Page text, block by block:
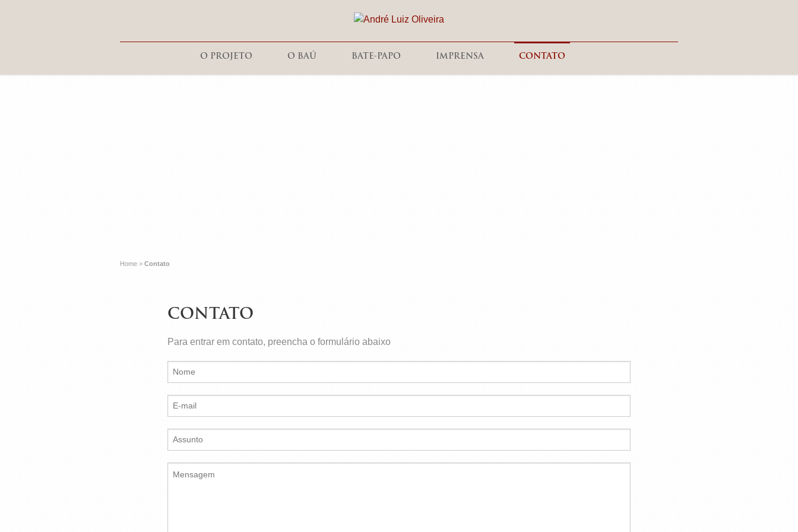
O PROJETO O BAÚ BATE-PAPO IMPRENSA CONTATO
Home > Contato
CONTATO
Para entrar em contato, preencha o formulário abaixo